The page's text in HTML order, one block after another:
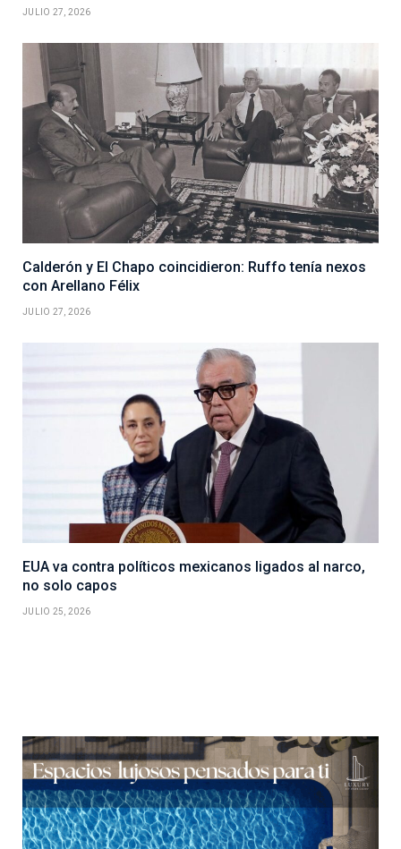
JULIO 27, 2026
Calderón y El Chapo coincidieron: Ruffo tenía nexos
con Arellano Félix
JULIO 27, 2026
EUA va contra políticos mexicanos ligados al narco,
no solo capos
JULIO 25, 2026